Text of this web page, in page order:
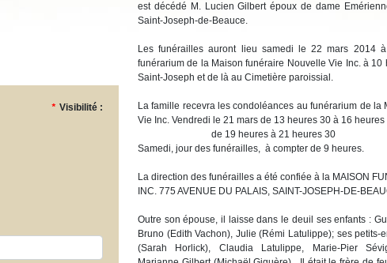
* Visibilité :
est décédé M. Lucien Gilbert époux de dame
Saint-Joseph-de-Beauce.
Les funérailles auront lieu samedi le 22 mars
funérarium de la Maison funéraire Nouvelle Vie Inc. à 10
Saint-Joseph et de là au Cimetière paroissial.
La famille recevra les condoléances au funérarium de la
Vie Inc. Vendredi le 21 mars de 13 heures 30 à 16 heures
de 19 heures à 21 heures 30
Samedi, jour des funérailles, à compter de 9 heures.
La direction des funérailles a été confiée à la MAISON
INC. 775 AVENUE DU PALAIS, SAINT-JOSEPH-DE-
Outre son épouse, il laisse dans le deuil ses enfants :
Bruno (Edith Vachon), Julie (Rémi Latulippe); ses petits-
(Sarah Horlick), Claudia Latulippe, Marie-Pier